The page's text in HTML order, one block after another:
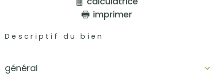
imprimer
Descriptif du bien
général